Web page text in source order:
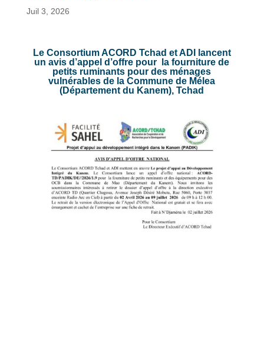
Juil 3, 2026
Le Consortium ACORD Tchad et ADI lancent
un avis d’appel d’offre pour la fourniture de
petits ruminants pour des ménages
vulnérables de la Commune de Mélea
(Département du Kanem), Tchad